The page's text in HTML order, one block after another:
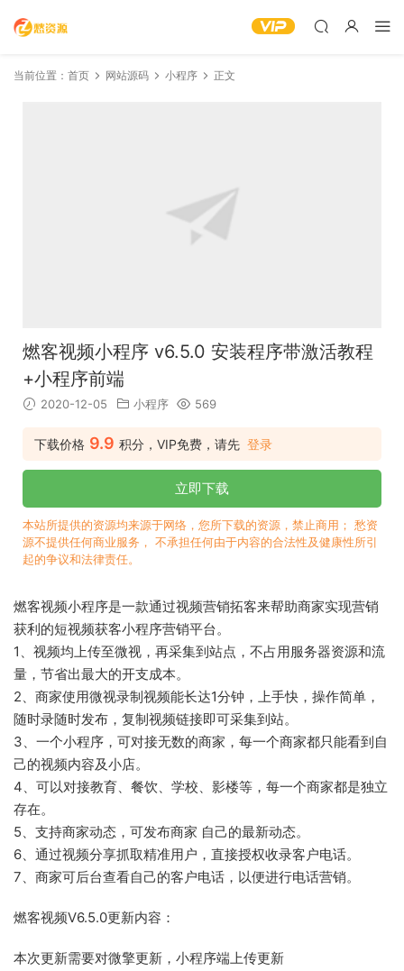
当前位置： 首页 网站源码 小程序 正文
燃客视频小程序 v6.5.0 安装程序带激活教程
+小程序前端
2020-12-05 小程序 569
下载价格 9.9 积分，VIP免费，请先 登录
立即下载
本站所提供的资源均来源于网络，您所下载的资源，禁止商用； 愁资
源不提供任何商业服务， 不承担任何由于内容的合法性及健康性所引
起的争议和法律责任。
燃客视频小程序是一款通过视频营销拓客来帮助商家实现营销
获利的短视频获客小程序营销平台。
1、视频均上传至微视，再采集到站点，不占用服务器资源和流
量，节省出最大的开支成本。
2、商家使用微视录制视频能长达1分钟，上手快，操作简单，
随时录随时发布，复制视频链接即可采集到站。
3、一个小程序，可对接无数的商家，每一个商家都只能看到自
己的视频内容及小店。
4、可以对接教育、餐饮、学校、影楼等，每一个商家都是独立
存在。
5、支持商家动态，可发布商家 自己的最新动态。
6、通过视频分享抓取精准用户，直接授权收录客户电话。
7、商家可后台查看自己的客户电话，以便进行电话营销。
燃客视频V6.5.0更新内容：
本次更新需要对微擎更新，小程序端上传更新